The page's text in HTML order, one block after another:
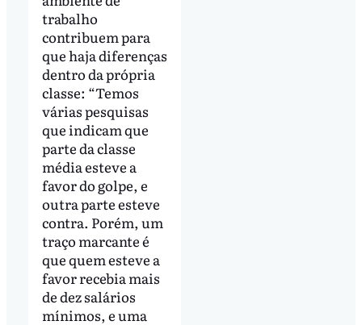
trabalho
contribuem para
que haja diferenças
dentro da própria
classe: “Temos
várias pesquisas
que indicam que
parte da classe
média esteve a
favor do golpe, e
outra parte esteve
contra. Porém, um
traço marcante é
que quem esteve a
favor recebia mais
de dez salários
mínimos, e uma